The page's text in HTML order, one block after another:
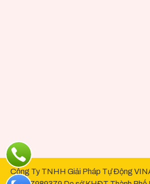
Công Ty TNHH Giải Pháp Tự Động